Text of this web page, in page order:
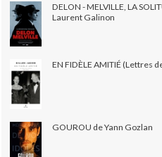
DELON - MELVILLE, LA
Laurent Galinon
EN FIDÈLE AMITIÉ (Lettres
GOUROU de Yann Gozlan